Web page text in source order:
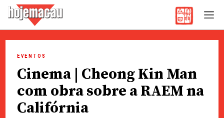
content
EVENTOS
Cinema | Cheong Kin Man
com obra sobre a RAEM na
Califórnia